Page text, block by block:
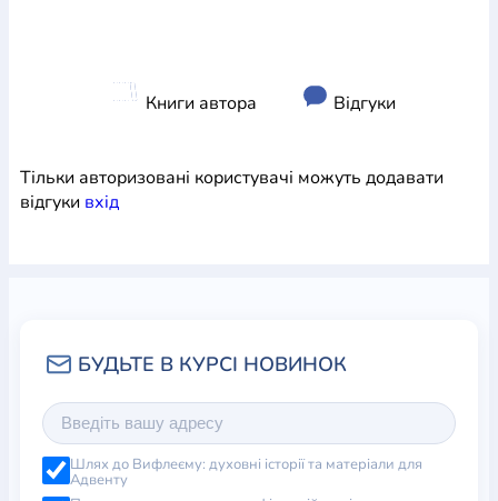
Книги автора Відгуки
Тільки авторизовані користувачі можуть додавати
відгуки вхiд
Шлях до Вифлеєму: духовні історії та матеріали для
Адвенту